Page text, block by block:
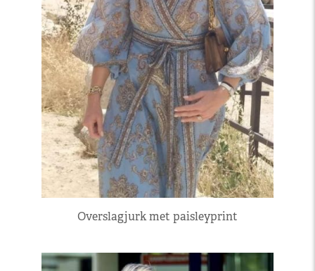
Overslagjurk met paisleyprint